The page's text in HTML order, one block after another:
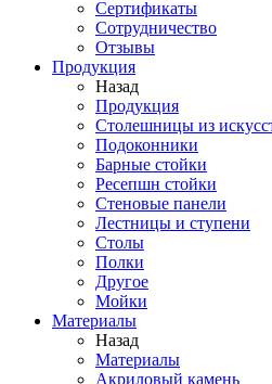
Сертификаты
Сотрудничество
Отзывы
Продукция
Назад
Продукция
Столешницы из
Подоконники
Барные стойки
Ресепшн стойки
Стеновые панели
Лестницы и ступени
Столы
Полки
Другое
Мойки
Материалы
Назад
Материалы
Акриловый камень